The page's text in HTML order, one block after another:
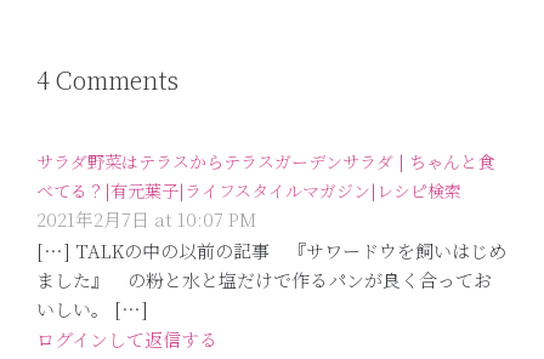
4 Comments
サラダ野菜はテラスからテラスガーデンサラダ | ちゃんと食
べてる？|有元葉子|ライフスタイルマガジン|レシピ検索
2021年2月7日 at 10:07 PM
[…] TALKの中の以前の記事 『サワードウを飼いはじめ
ました』 の粉と水と塩だけで作るパンが良く合ってお
いしい。 […]
ログインして返信する